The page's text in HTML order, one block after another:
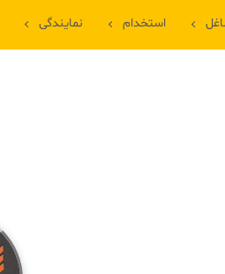
استخدام نمایندگی